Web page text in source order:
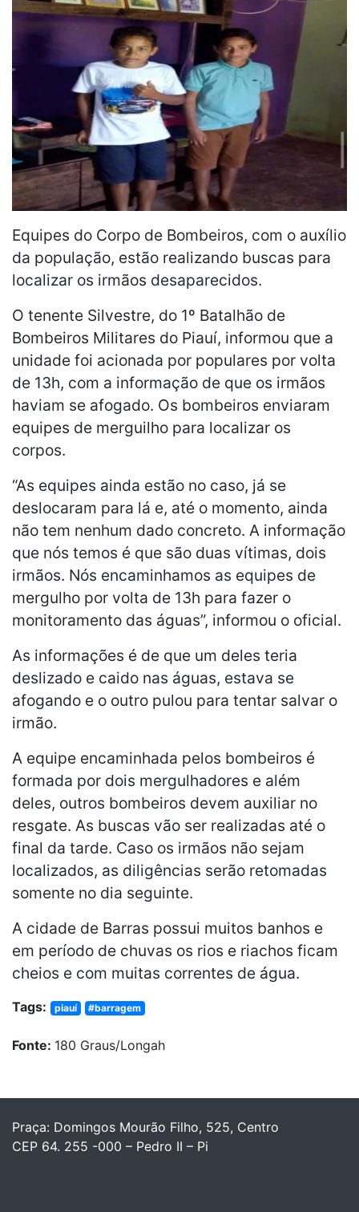
Equipes do Corpo de Bombeiros, com o auxílio
da população, estão realizando buscas para
localizar os irmãos desaparecidos.
O tenente Silvestre, do 1º Batalhão de
Bombeiros Militares do Piauí, informou que a
unidade foi acionada por populares por volta
de 13h, com a informação de que os irmãos
haviam se afogado. Os bombeiros enviaram
equipes de merguilho para localizar os
corpos.
“As equipes ainda estão no caso, já se
deslocaram para lá e, até o momento, ainda
não tem nenhum dado concreto. A informação
que nós temos é que são duas vítimas, dois
irmãos. Nós encaminhamos as equipes de
mergulho por volta de 13h para fazer o
monitoramento das águas”, informou o oficial.
As informações é de que um deles teria
deslizado e caido nas águas, estava se
afogando e o outro pulou para tentar salvar o
irmão.
A equipe encaminhada pelos bombeiros é
formada por dois mergulhadores e além
deles, outros bombeiros devem auxiliar no
resgate. As buscas vão ser realizadas até o
final da tarde. Caso os irmãos não sejam
localizados, as diligências serão retomadas
somente no dia seguinte.
A cidade de Barras possui muitos banhos e
em período de chuvas os rios e riachos ficam
cheios e com muitas correntes de água.
Tags: piauí #barragem
Fonte: 180 Graus/Longah
Praça: Domingos Mourão Filho, 525, Centro
CEP 64. 255 -000 – Pedro II – Pi